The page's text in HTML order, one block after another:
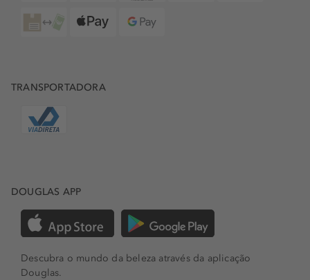
TRANSPORTADORA
DOUGLAS APP
Descubra o mundo da beleza através da aplicação
Douglas.